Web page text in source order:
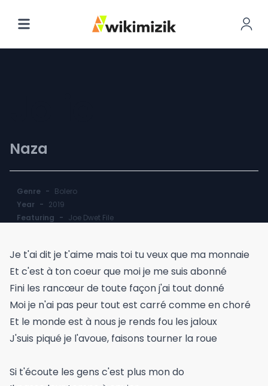
Naza
Genre - Bolero
Year - 2019
Featuring - Joe Dwet File
Je t'ai dit je t'aime mais toi tu veux que ma monnaie
Et c'est à ton coeur que moi je me suis abonné
Fini les rancœur de toute façon j'ai tout donné
Moi je n'ai pas peur tout est carré comme en choré
Et le monde est à nous je rends fou les jaloux
J'suis piqué je l'avoue, faisons tourner la roue
Si t'écoute les gens c'est plus mon do